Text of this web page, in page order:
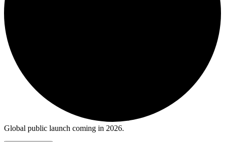
Global public launch coming in 2026.